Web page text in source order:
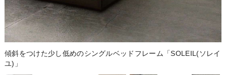
傾斜をつけた少し低めのシングルベッドフレーム「SOLEIL(ソレイ
ユ)」